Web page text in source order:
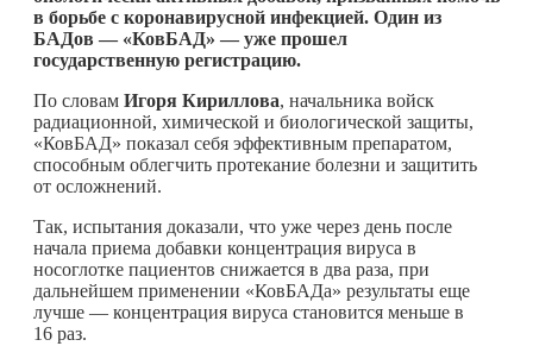
в борьбе с коронавирусной инфекцией. Один из
БАДов — «КовБАД» — уже прошел
государственную регистрацию.
По словам Игоря Кириллова, начальника войск
радиационной, химической и биологической защиты,
«КовБАД» показал себя эффективным препаратом,
способным облегчить протекание болезни и защитить
от осложнений.
Так, испытания доказали, что уже через день после
начала приема добавки концентрация вируса в
носоглотке пациентов снижается в два раза, при
дальнейшем применении «КовБАДа» результаты еще
лучше — концентрация вируса становится меньше в
16 раз.